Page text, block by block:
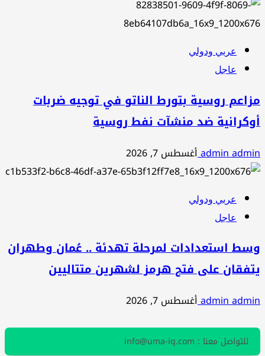
عربي ودولي
عاجل
مزاعم روسية بتورط الناتو في توجيه ضربات
أوكرانية ضد منشآت نفط روسية
admin adminأغسطس 7, 2026
عربي ودولي
عاجل
وسط استعدادات لمرحلة تهدئة .. عُمان وطهران
يتفقان على فتح هرمز لشهرين متتاليين
admin adminأغسطس 7, 2026
للتواصل معنا : info@uma-iq.com